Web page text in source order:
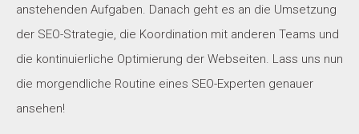
anstehenden Aufgaben. Danach geht es an die Umsetzung
der SEO-Strategie, die Koordination mit anderen Teams und
die kontinuierliche Optimierung der Webseiten. Lass uns nun
die morgendliche Routine eines SEO-Experten genauer
ansehen!